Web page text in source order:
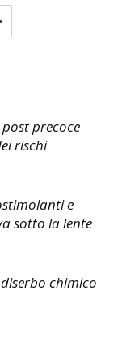
precoce
rischi
e
sotto la lente
chimico